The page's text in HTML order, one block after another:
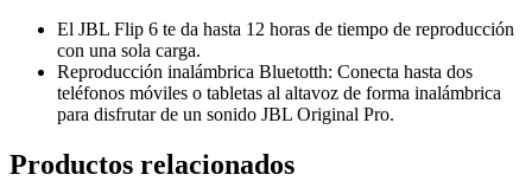
El JBL Flip 6 te da hasta 12 horas de tiempo de reproducción
con una sola carga.
Reproducción inalámbrica Bluetotth: Conecta hasta dos
teléfonos móviles o tabletas al altavoz de forma inalámbrica
para disfrutar de un sonido JBL Original Pro.
Productos relacionados